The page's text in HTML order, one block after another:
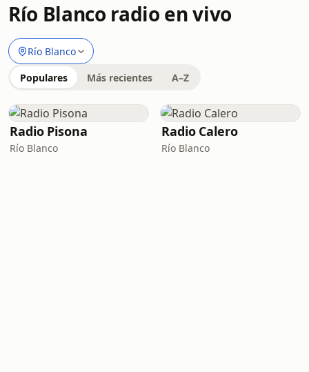
Río Blanco radio en vivo
Río Blanco
Populares Más recientes A–Z
Radio Pisona
Río Blanco
Radio Calero
Río Blanco